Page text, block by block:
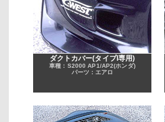
ダクトカバー(タイプI専用)
車種：S2000 AP1/AP2(ホンダ)
パーツ：エアロ